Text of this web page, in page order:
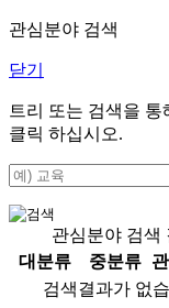
관심분야 검색
닫기
트리 또는 검색을
클릭 하십시오.
관심분야 검색
대분류
중분류
검색결과가 없